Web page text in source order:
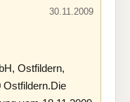
30.11.2009
Ostfildern,
Ostfildern.Die